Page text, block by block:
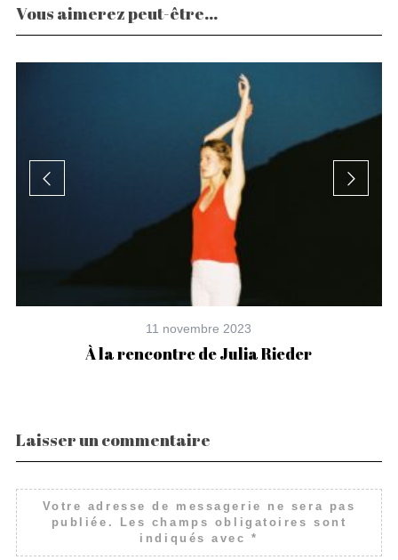
Vous aimerez peut-être...
11 novembre 2023
À la rencontre de Julia Rieder
Laisser un commentaire
Votre adresse de messagerie ne sera pas
publiée.
Les champs obligatoires sont
indiqués avec*